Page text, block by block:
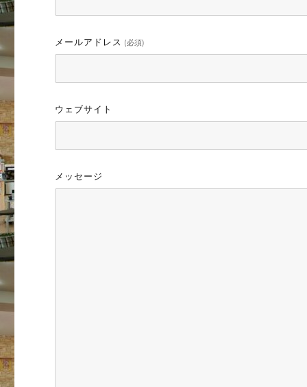
メールアドレス (必須)
ウェブサイト
メッセージ